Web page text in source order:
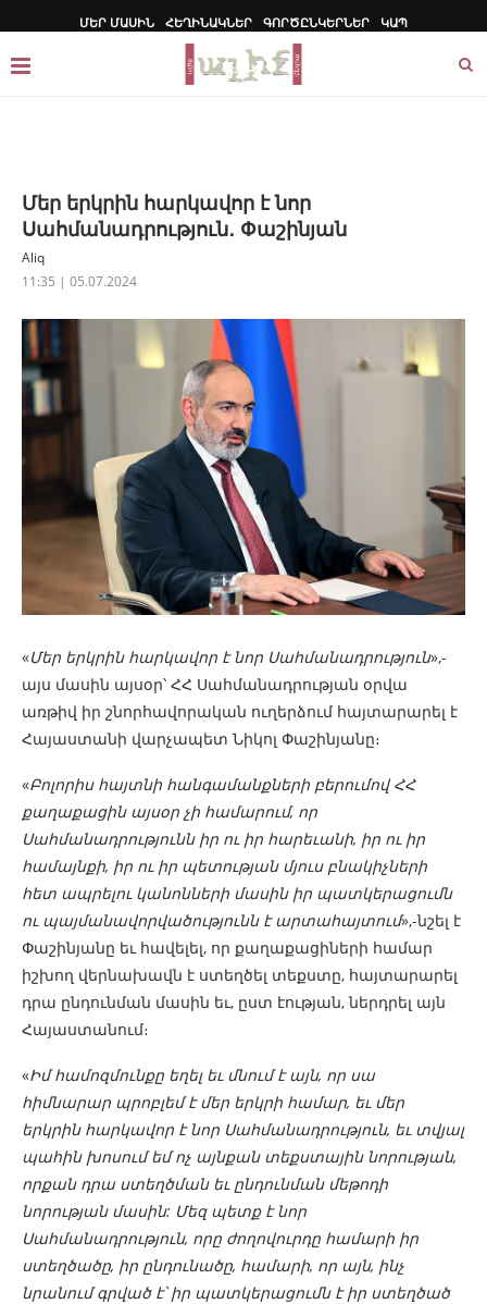
ՄԵՐ ՄԱՍԻՆ ՀԵՂԻՆԱԿՆԵՐ ԳՈՐԾԸՆԿԵՐՆԵՐ ԿԱՊ
Մեր երկրին հարկավոր է նոր
Սահմանադրություն․ Փաշինյան
Aliq
11:35 | 05.07.2024
«Մեր երկրին հարկավոր է նոր Սահմանադրություն»,-
այս մասին այսօր՝ ՀՀ Սահմանադրության օրվա
առթիվ իր շնորհավորական ուղերձում հայտարարել է
Հայաստանի վարչապետ Նիկոլ Փաշինյանը։
«Բոլորիս հայտնի հանգամանքների բերումով ՀՀ
քաղաքացին այսօր չի համարում, որ
Սահմանադրությունն իր ու իր հարեւանի, իր ու իր
համայնքի, իր ու իր պետության մյուս բնակիչների
հետ ապրելու կանոնների մասին իր պատկերացումն
ու պայմանավորվածությունն է արտահայտում»,-նշել է
Փաշինյանը եւ հավելել, որ քաղաքացիների համար
իշխող վերնախավն է ստեղծել տեքստը, հայտարարել
դրա ընդունման մասին եւ, ըստ էության, ներդրել այն
Հայաստանում։
«Իմ համոզմունքը եղել եւ մնում է այն, որ սա
հիմնարար պրոբլեմ է մեր երկրի համար, եւ մեր
երկրին հարկավոր է նոր Սահմանադրություն, եւ տվյալ
պահին խոսում եմ ոչ այնքան տեքստային նորության,
որքան դրա ստեղծման եւ ընդունման մեթոդի
նորության մասին: Մեզ պետք է նոր
Սահմանադրություն, որը ժողովուրդը համարի իր
ստեղծածը, իր ընդունածը, համարի, որ այն, ինչ
նրանում գրված է՝ իր պատկերացումն է իր ստեղծած